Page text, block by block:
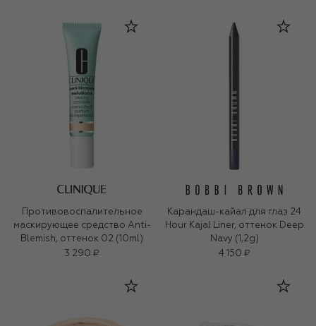
Противовоспалительное
маскирующее средство Anti-
Blemish, оттенок 02 (10ml)
3 290 ₽
Карандаш-кайал для глаз 24
Hour Kajal Liner, оттенок Deep
Navy (1,2g)
4 150 ₽